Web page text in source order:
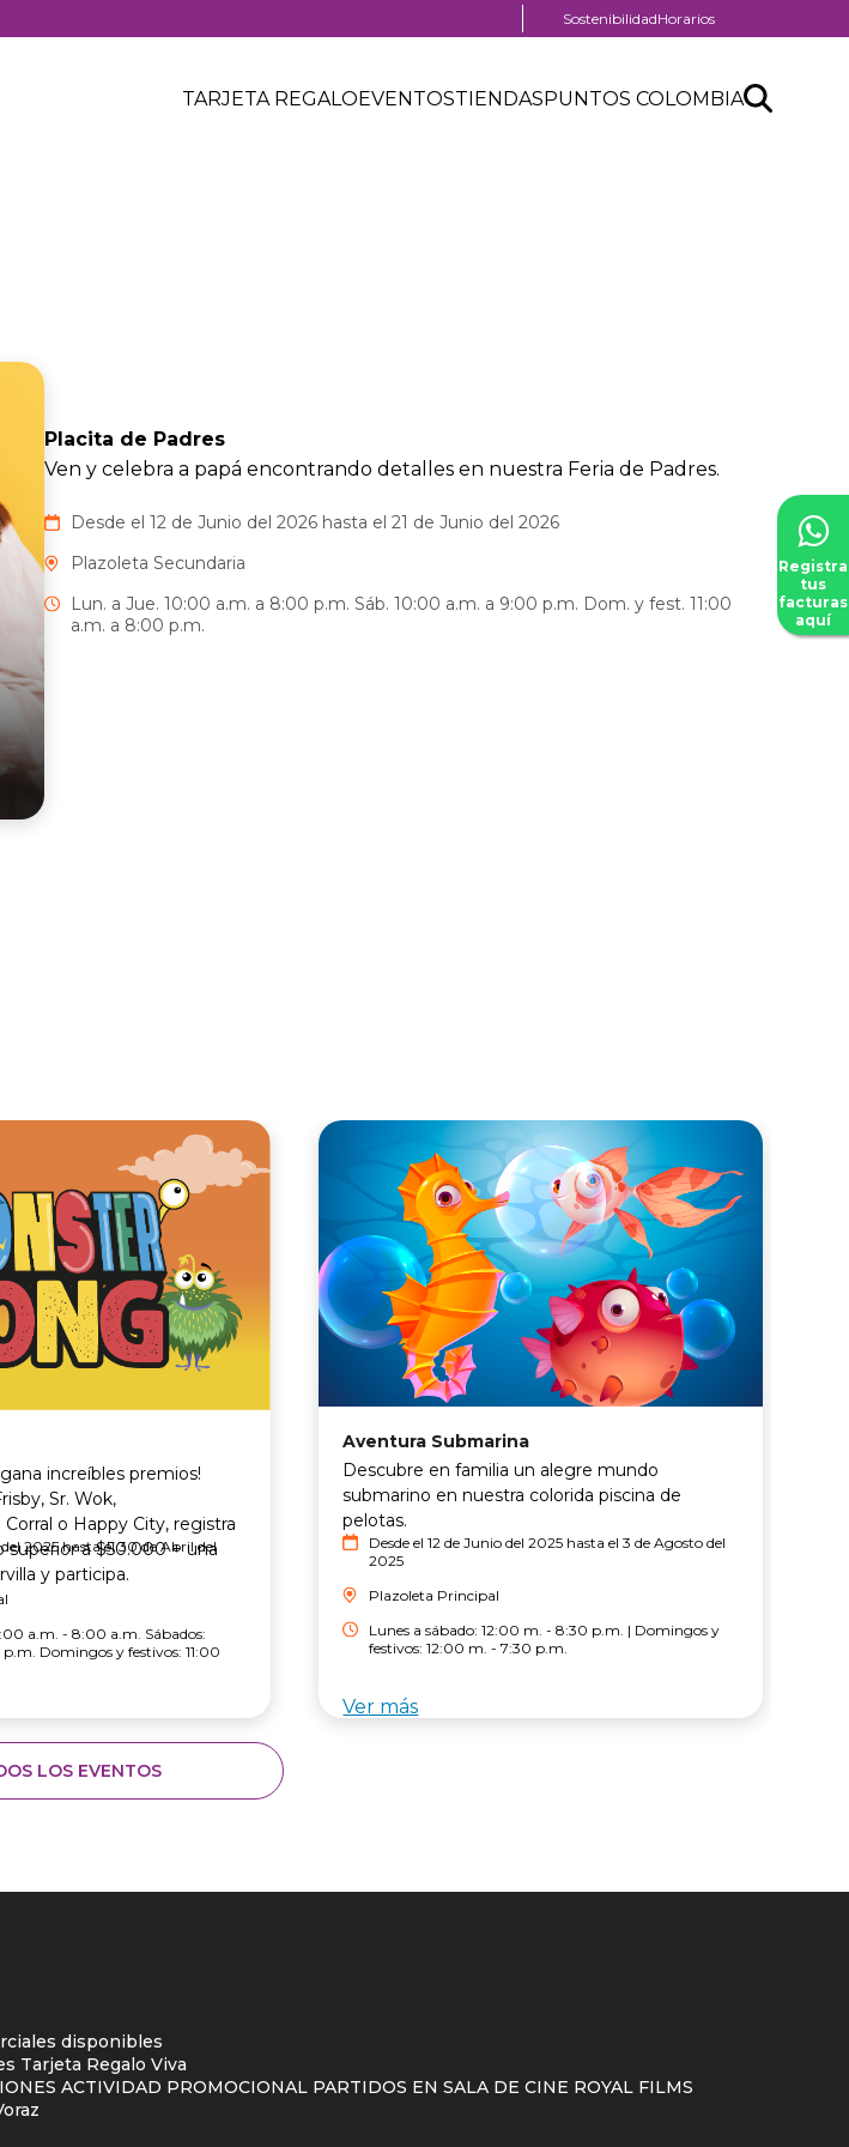
Menú
SostenibilidadHorarios
Header
Menú
TARJETA REGALOEVENTOSTIENDASPUNTOS COLOMBIASearch
Buscar
Placita de Padres
Ven y celebra a papá encontrando detalles en nuestra Feria de Padres.
Desde el 12 de Junio del 2026 hasta el 21 de Junio del 2026
Plazoleta Secundaria
Lun. a Jue. 10:00 a.m. a 8:00 p.m. Sáb. 10:00 a.m. a 9:00 p.m. Dom. y fest. 11:00
a.m. a 8:00 p.m.
increíbles premios!
Sr. Wok,
o Happy City, registra
superior a $50.000 + una
y participa.
del 2025 hasta el 30 de Abril del
a.m. - 8:00 a.m. Sábados:
Domingos y festivos: 11:00
Aventura Submarina
Descubre en familia un alegre mundo
submarino en nuestra colorida piscina de
pelotas.
Desde el 12 de Junio del 2025 hasta el 3 de Agosto del
2025
Plazoleta Principal
Lunes a sábado: 12:00 m. - 8:30 p.m. | Domingos y
festivos: 12:00 m. - 7:30 p.m.
Ver más
LOS EVENTOS
disponibles
Tarjeta Regalo Viva
ACTIVIDAD PROMOCIONAL PARTIDOS EN SALA DE CINE ROYAL FILMS
Registra
tus
facturas
aquí